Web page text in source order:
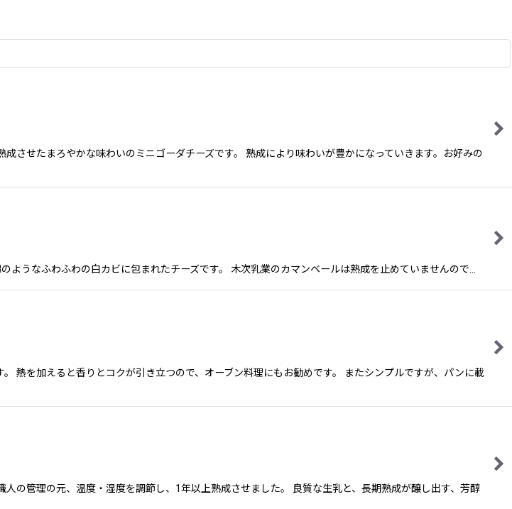
させたまろやかな味わいのミニゴーダチーズです。 熟成により味わいが豊かになっていきます。お好みの
ようなふわふわの白カビに包まれたチーズです。 木次乳業のカマンベールは熟成を止めていませんので…
熱を加えると香りとコクが引き立つので、オーブン料理にもお勧めです。 またシンプルですが、パンに載
の管理の元、温度・湿度を調節し、1年以上熟成させました。 良質な生乳と、長期熟成が醸し出す、芳醇